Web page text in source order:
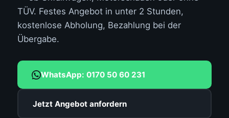
TÜV. Festes Angebot in unter 2 Stunden,
kostenlose Abholung, Bezahlung bei der
Übergabe.
WhatsApp: 0170 50 60 231
Jetzt Angebot anfordern